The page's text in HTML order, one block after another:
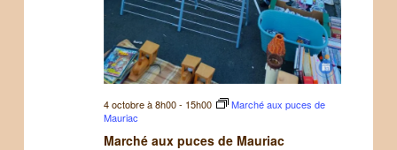
Marché aux puces de Mauriac
4 octobre à 8h00- 15h00
Marché aux puces de
Mauriac